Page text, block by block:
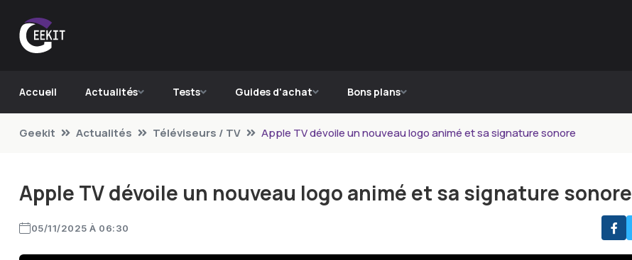
Accueil Actualités Tests Guides d'achat Bons plans
Geekit Actualités Téléviseurs / TV Apple TV dévoile un nouveau logo animé et sa signature sonore
Apple TV dévoile un nouveau logo animé et sa signature sonore
05/11/2025 À 06:30